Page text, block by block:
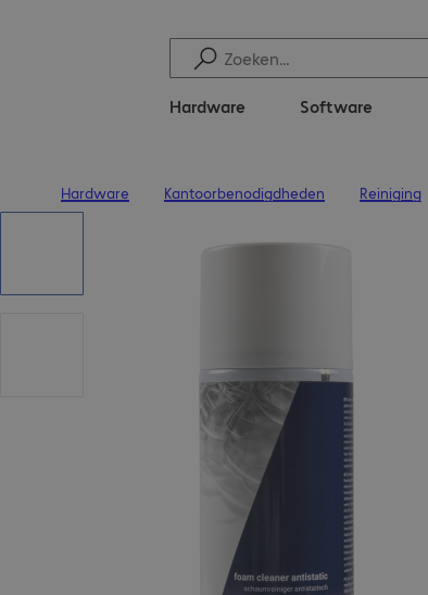
Hardware Software
Hardware Kantoorbenodigdheden Reiniging